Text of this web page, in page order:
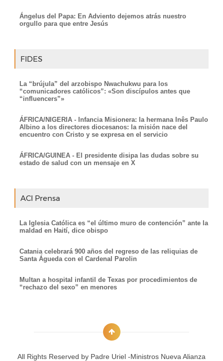
Ángelus del Papa: En Adviento dejemos atrás nuestro
orgullo para que entre Jesús
FIDES
La “brújula” del arzobispo Nwachukwu para los
“comunicadores católicos”: «Son discípulos antes que
“influencers”»
ÁFRICA/NIGERIA - Infancia Misionera: la hermana Inês Paulo
Albino a los directores diocesanos: la misión nace del
encuentro con Cristo y se expresa en el servicio
ÁFRICA/GUINEA - El presidente disipa las dudas sobre su
estado de salud con un mensaje en X
ACI Prensa
La Iglesia Católica es “el último muro de contención” ante la
maldad en Haití, dice obispo
Catania celebrará 900 años del regreso de las reliquias de
Santa Águeda con el Cardenal Parolin
Multan a hospital infantil de Texas por procedimientos de
“rechazo del sexo” en menores
All Rights Reserved by Padre Uriel -Ministros Nueva Alianza